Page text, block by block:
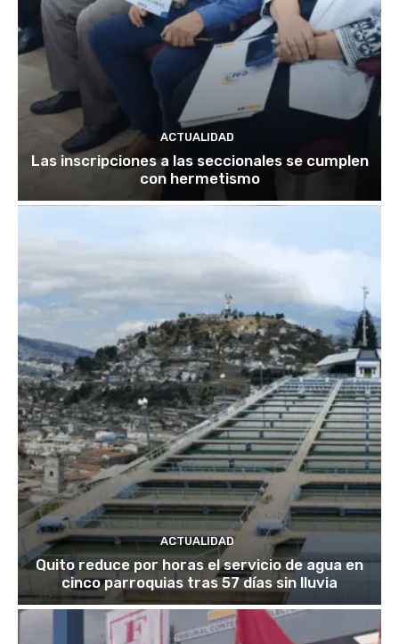
ACTUALIDAD
Las inscripciones a las seccionales se cumplen
con hermetismo
ACTUALIDAD
Quito reduce por horas el servicio de agua en
cinco parroquias tras 57 días sin lluvia